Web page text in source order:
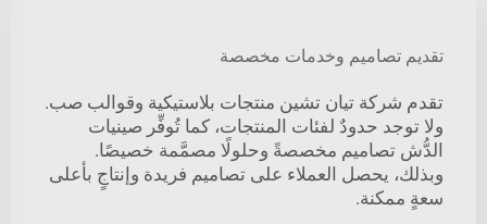
تقديم تصاميم وخدمات مخصصة
تقدم شركة تيان تشين منتجات بلاستيكية وقوالب صب.
ولا توجد حدودٌ لفئات المنتجات، كما تُوفِّر صينيات
الدُّش تصاميم مخصصةً وحلولًا مصمَّمة خصيصًا.
وبذلك، يحصل العملاء على تصاميم فريدة وإنتاجٍ بأعلى
سعةٍ ممكنة.